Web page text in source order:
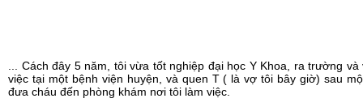
... Cách đây 5 năm, tôi vừa tốt nghiệp đại học Y Khoa, ra trường và
việc tại một bệnh viện huyện, và quen T ( là vợ tôi bây giờ) sau
đưa cháu đến phòng khám nơi tôi làm việc.